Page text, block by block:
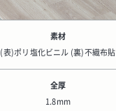
素材
(表)ポリ塩化ビニル (裏)不織布貼
全厚
1.8mm